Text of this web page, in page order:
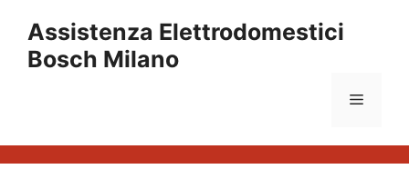
contenuto
Assistenza Elettrodomestici
Bosch Milano
Menu